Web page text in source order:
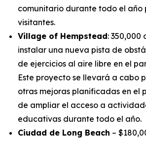
comunitario durante todo el año
visitantes.
Village of Hempstead: 350,000
instalar una nueva pista de
de ejercicios al aire libre en el
Este proyecto se llevará a cabo
otras mejoras planificadas en el
de ampliar el acceso a
educativas durante todo el año.
Ciudad de Long Beach –